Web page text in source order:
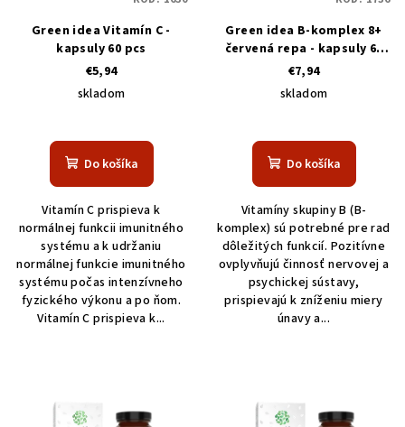
Green idea Vitamín C -
kapsuly 60 pcs
€5,94
skladom
Do košíka
Vitamín C prispieva k
normálnej funkcii imunitného
systému a k udržaniu
normálnej funkcie imunitného
systému počas intenzívneho
fyzického výkonu a po ňom.
Vitamín C prispieva k...
Green idea B-komplex 8+
červená repa - kapsuly 60
pcs
€7,94
skladom
Do košíka
Vitamíny skupiny B (B-
komplex) sú potrebné pre rad
dôležitých funkcií. Pozitívne
ovplyvňujú činnosť nervovej a
psychickej sústavy,
prispievajú k zníženiu miery
únavy a...